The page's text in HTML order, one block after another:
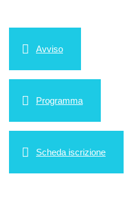
Avviso
Programma
Scheda iscrizione